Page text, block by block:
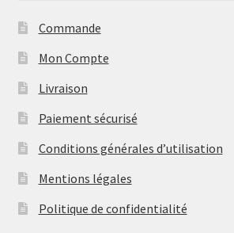
Commande
Mon Compte
Livraison
Paiement sécurisé
Conditions générales d’utilisation
Mentions légales
Politique de confidentialité